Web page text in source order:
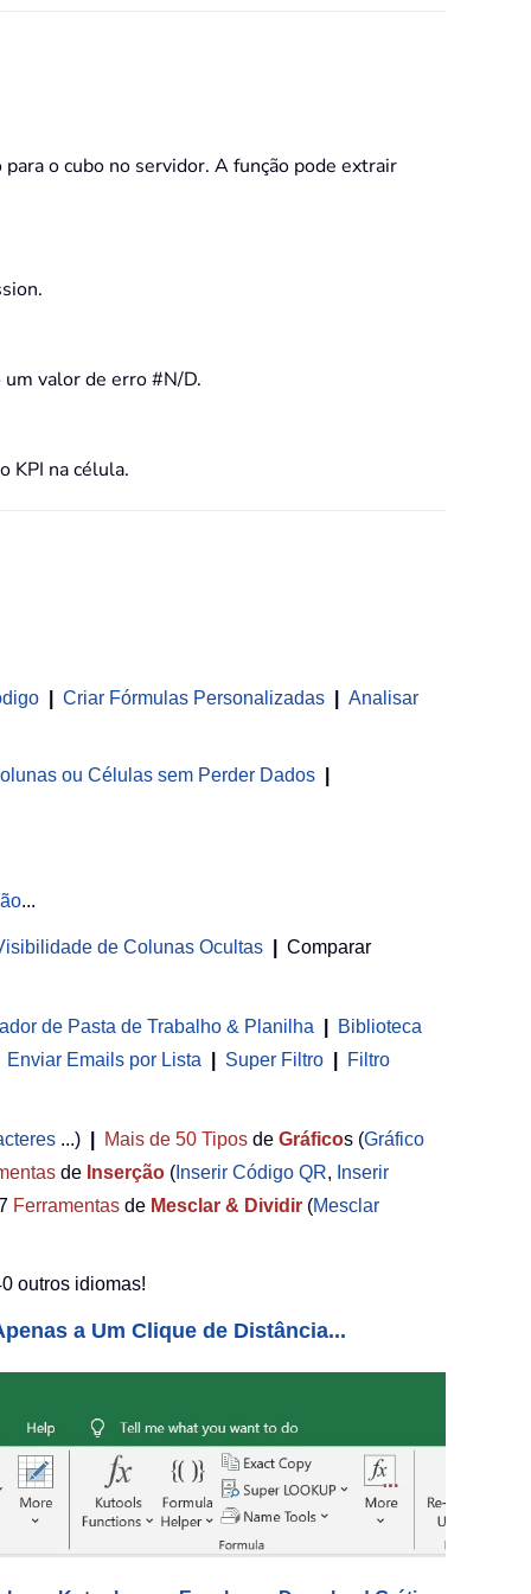
o cubo no servidor. A função pode extrair
valor de erro #N/D.
KPI na célula.
Criar Fórmulas Personalizadas Analisar
ou Células sem Perder Dados
...
de Colunas Ocultas Comparar
de Pasta de Trabalho & Planilha
Biblioteca
Enviar Emails por Lista
Super Filtro Filtro
...) Mais de 50 Tipos de Gráficos (Gráfico
de Inserção ( Inserir Código QR, Inserir
Ferramentas de Mesclar & Dividir (Mesclar
outros idiomas!
a Um Clique de Distância...